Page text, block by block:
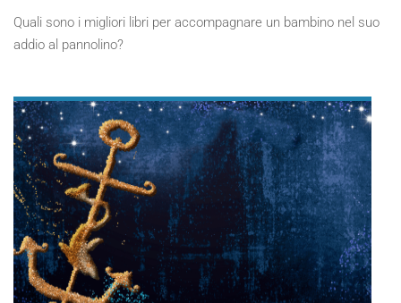
Quali sono i migliori libri per accompagnare un bambino nel suo
addio al pannolino?